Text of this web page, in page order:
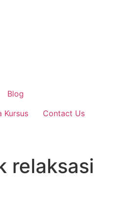
Blog
Kursus
Contact Us
relaksasi